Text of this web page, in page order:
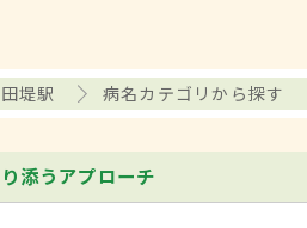
堤駅 病名カテゴリから探す
添うアプローチ